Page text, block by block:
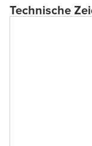
Technische